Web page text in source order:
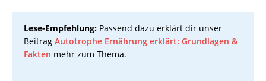
Lese-Empfehlung: Passend dazu erklärt dir unser
Beitrag Autotrophe Ernährung erklärt: Grundlagen &
Fakten mehr zum Thema.